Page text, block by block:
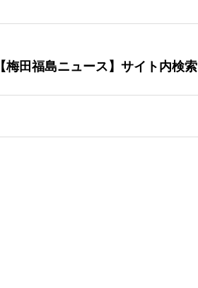
【梅田福島ニュース】サイト内検索